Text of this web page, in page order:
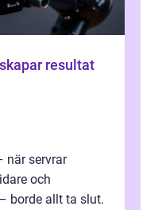
resultat
när servrar
och
borde allt ta slut.